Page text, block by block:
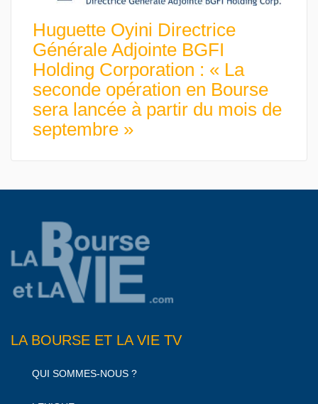
Huguette Oyini Directrice
Générale Adjointe BGFI
Holding Corporation : « La
seconde opération en Bourse
sera lancée à partir du mois de
septembre »
LA BOURSE ET LA VIE TV
QUI SOMMES-NOUS ?